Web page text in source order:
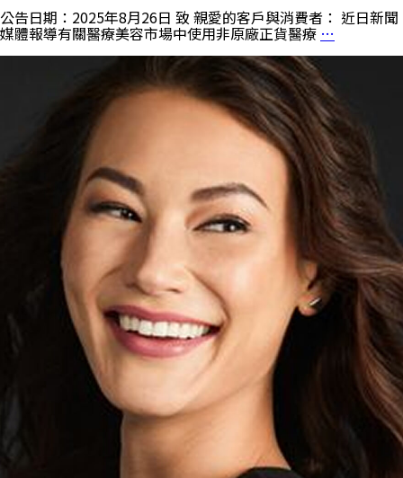
公告日期：2025年8月26日 致 親愛的客戶與消費者： 近日新聞
媒體報導有關醫療美容市場中使用非原廠正貨醫療 …